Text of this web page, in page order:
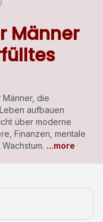
Männer
Männer, die
aufbauen
über moderne
Finanzen, mentale
...more